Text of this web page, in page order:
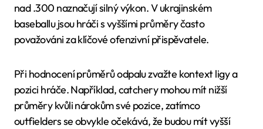
nad .300 naznačují silný výkon. V ukrajinském
baseballu jsou hráči s vyššími průměry často
považováni za klíčové ofenzivní přispěvatele.
Při hodnocení průměrů odpalu zvažte kontext ligy a
pozici hráče. Například, catchery mohou mít nižší
průměry kvůli nárokům své pozice, zatímco
outfielders se obvykle očekává, že budou mít vyšší